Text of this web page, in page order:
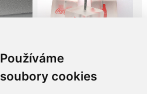
Používáme
soubory cookies